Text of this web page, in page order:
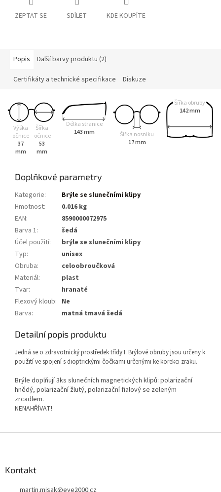
ZEPTAT SE SDÍLET KDE KOUPÍTE
Popis Další barvy produktu (2)
Certifikáty a technické specifikace Diskuze
Výška
očnice
37
mm
Šířka
očnice
53
mm
Délka stranice
143 mm
Šířka nosníku
17 mm
Šířka obruby
142 mm
Doplňkové parametry
Kategorie:
Brýle se slunečními klipy
Hmotnost:
0.016 kg
EAN:
8590000072975
Barva 1:
šedá
Účel použití:
brýle se slunečními klipy
Typ:
unisex
Obruba:
celoobroučková
Materiál:
plast
Tvar:
hranaté
Flexový kloub: Ne
Barva: matná tmavá šedá
Detailní popis produktu
Jedná se o zdravotnický prostředek třídy I. Brýlové obruby jsou určeny k
použití ve spojení s dioptrickými čočkami určenými ke korekci zraku.
Brýle doplňují 3ks slunečních magnetických klipů: polarizační
hnědý, polarizační žlutý, polarizační fialový se zeleným
zrcadlem.
NENAHŘÍVAT!
Kontakt